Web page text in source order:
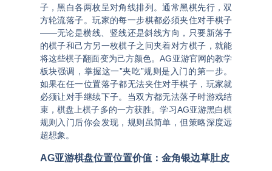
子，黑白各两枚呈对角线排列 。通常黑棋先行，双
方轮流落子。玩家的每一步棋都必须夹住对手棋子
——无论是横线、竖线还是斜线方向，只要新落子
的棋子和己方另一枚棋子之间夹着对方棋子，就能
将这些棋子翻面变为己方颜色。AG亚游官网的教学
板块强调，掌握这一”夹吃”规则是入门的第一步。
如果在任一位置落子都无法夹住对手棋子，玩家就
必须让对手继续下子。当双方都无法落子时游戏结
束，棋盘上棋子多的一方获胜。学习AG亚游黑白棋
规则入门后你会发现，规则虽简单，但策略深度远
超想象。
AG亚游棋盘位置位置价值：金角银边草肚皮